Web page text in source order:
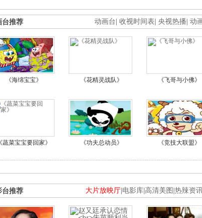
动画台 收视时间表 央视热播 动
台推荐
《海绵宝宝》 《花精灵战队》 《飞哥与小佛》
《蔬菜宝宝要回家》 《功夫总动员》 《竞技大联盟》
大片放映厅 电影库 高清美图 热辣资
台推荐